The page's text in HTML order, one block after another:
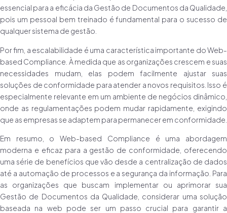
essencial para a eficácia da Gestão de Documentos da Qualidade,
pois um pessoal bem treinado é fundamental para o sucesso de
qualquer sistema de gestão.
Por fim, a escalabilidade é uma característica importante do Web-
based Compliance. À medida que as organizações crescem e suas
necessidades mudam, elas podem facilmente ajustar suas
soluções de conformidade para atender a novos requisitos. Isso é
especialmente relevante em um ambiente de negócios dinâmico,
onde as regulamentações podem mudar rapidamente, exigindo
que as empresas se adaptem para permanecer em conformidade.
Em resumo, o Web-based Compliance é uma abordagem
moderna e eficaz para a gestão de conformidade, oferecendo
uma série de benefícios que vão desde a centralização de dados
até a automação de processos e a segurança da informação. Para
as organizações que buscam implementar ou aprimorar sua
Gestão de Documentos da Qualidade, considerar uma solução
baseada na web pode ser um passo crucial para garantir a